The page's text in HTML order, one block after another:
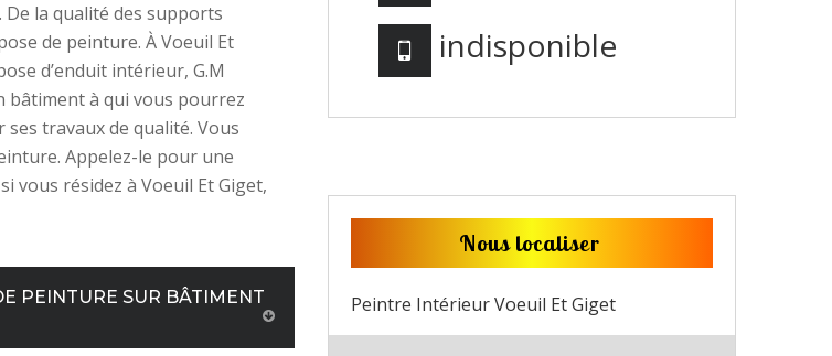
la qualité des supports
de peinture. À Voeuil Et
d’enduit intérieur, G.M
bâtiment à qui vous pourrez
travaux de qualité. Vous
Appelez-le pour une
vous résidez à Voeuil Et Giget,
PEINTURE SUR BÂTIMENT
indisponible
Nous localiser
Peintre Intérieur Voeuil Et Giget